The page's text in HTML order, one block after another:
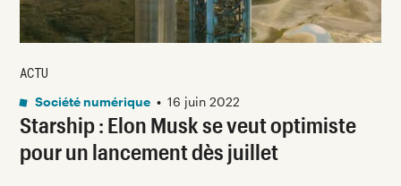
Starship : Elon Musk se veut optimiste
pour un lancement dès juillet
ACTU
Société numérique • 16 juin 2022